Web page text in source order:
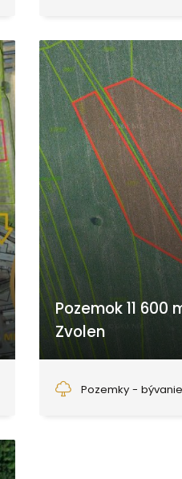
Pozemok 11 600
Zvolen
Pozemky - bývanie